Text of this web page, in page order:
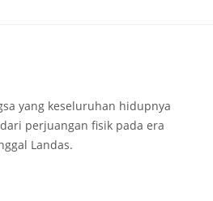
yang keseluruhan hidupnya
perjuangan fisik pada era
Landas.